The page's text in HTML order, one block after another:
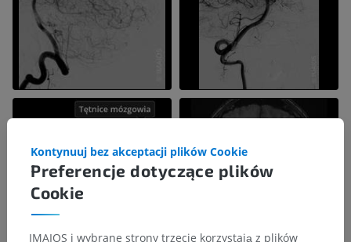
Preferencje dotyczące plików
Cookie
Kontynuuj bez akceptacji plików Cookie
IMAIOS i wybrane strony trzecie korzystają z plików